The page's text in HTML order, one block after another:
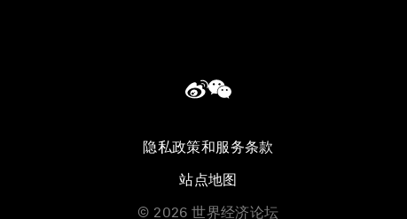
隐私政策和服务条款
站点地图
© 2026 世界经济论坛